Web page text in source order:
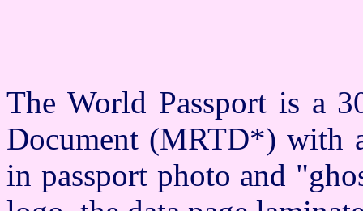
The World Passport is a
Document (MRTD*) with
in passport photo and